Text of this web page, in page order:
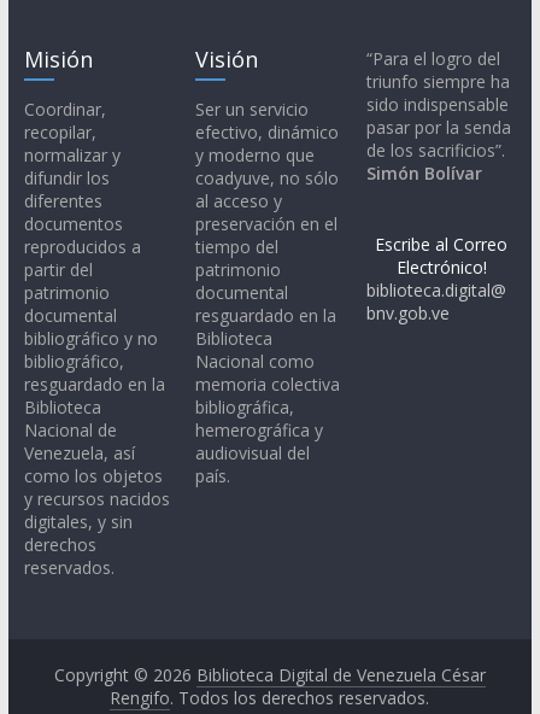
Misión
Coordinar,
recopilar,
normalizar y
difundir los
diferentes
documentos
reproducidos a
partir del
patrimonio
documental
bibliográfico y no
bibliográfico,
resguardado en la
Biblioteca
Nacional de
Venezuela, así
como los objetos
y recursos nacidos
digitales, y sin
derechos
reservados.
Visión
Ser un servicio
efectivo, dinámico
y moderno que
coadyuve, no sólo
al acceso y
preservación en el
tiempo del
patrimonio
documental
resguardado en la
Biblioteca
Nacional como
memoria colectiva
bibliográfica,
hemerográfica y
audiovisual del
país.
“Para el logro del
triunfo siempre ha
sido indispensable
pasar por la senda
de los sacrificios”.
Simón Bolívar
Escribe al Correo
Electrónico!
biblioteca.digital@
bnv.gob.ve
Copyright © 2026 Biblioteca Digital de Venezuela César
Rengifo. Todos los derechos reservados.